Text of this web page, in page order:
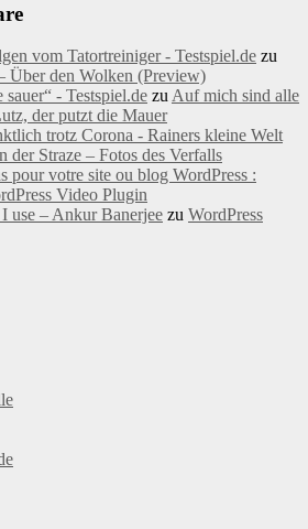
vom Tatortreiniger - Testspiel.de zu
Über den Wolken (Preview)
- Testspiel.de zu Auf mich sind alle
der putzt die Mauer
trotz Corona - Rainers kleine Welt
der Straze – Fotos des Verfalls
pour votre site ou blog WordPress :
Video Plugin
use – Ankur Banerjee zu WordPress